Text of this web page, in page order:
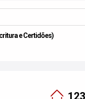
e Certidões)